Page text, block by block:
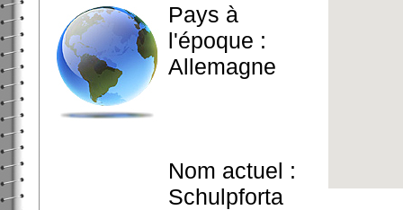
Pays à
l'époque :
Allemagne
Nom actuel :
Schulpforta